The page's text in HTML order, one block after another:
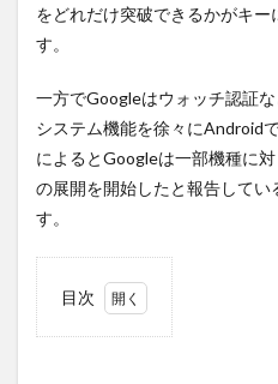
をどれだけ突破できるかがキー
す。
一方でGoogleはウォッチ認証
システム機能を徐々にAndroid
によるとGoogleは一部機種に
の展開を開始したと報告してい
す。
目次